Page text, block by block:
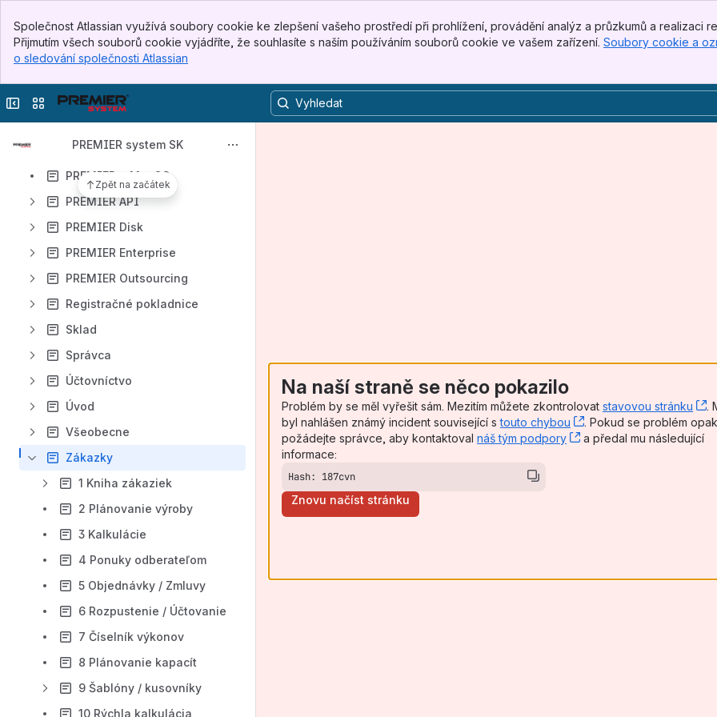
Banner
Top Bar
Sidebar
Společnost Atlassian využívá soubory cookie ke zlepšení vašeho prostředí při prohlížení, provádění analýz a průzkumů a realizaci
Přijmutím všech souborů cookie vyjádříte, že souhlasíte s naším používáním souborů cookie ve vašem zařízení. Soubory cookie a
o sledování společnosti Atlassian
Sbalit boční panel
Přepnout weby nebo aplikace
PREMIER system SK
Zpět na začátek
Novinky
Osobná zložka
Platobné terminály
PREMIER AI
PREMIER Air
PREMIER a MacOS
PREMIER API
PREMIER Disk
PREMIER Enterprise
PREMIER Outsourcing
Registračné pokladnice
Sklad
Správca
Účtovníctvo
Úvod
Všeobecne
Zákazky
1 Kniha zákaziek
2 Plánovanie výroby
3 Kalkulácie
4 Ponuky odberateľom
5 Objednávky / Zmluvy
6 Rozpustenie / Účtovanie
7 Číselník výkonov
8 Plánovanie kapacít
9 Šablóny / kusovníky
10 Rýchla kalkulácia
Na naší straně se něco pokazilo
Problém by se měl vyřešit sám. Mezitím můžete zkontrolovat stavovou stránku ,
.
byl nahlášen známý incident související stouto chybou , (opens new window)
. Pokud se problém
požádejte správce, aby kontaktoval náš tým podpory , (opens new window)
a předal mu následující
informace:
Hash: 187cvn
Znovu načíst stránku